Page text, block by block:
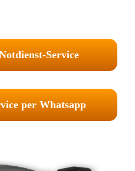
Service
per Whatsapp